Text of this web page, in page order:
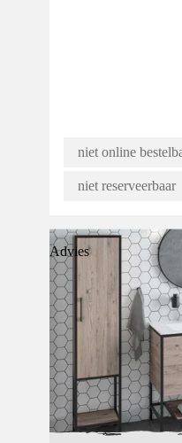
niet online
niet reserveerbaar
Advies